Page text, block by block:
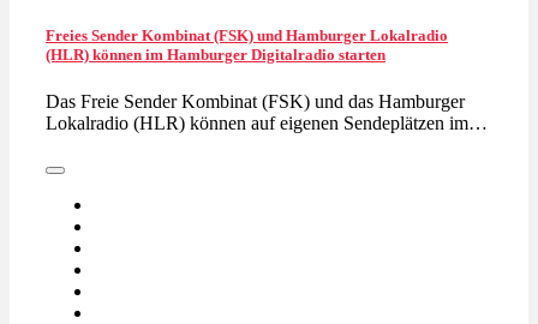
Freies Sender Kombinat (FSK) und Hamburger Lokalradio
(HLR) können im Hamburger Digitalradio starten
Das Freie Sender Kombinat (FSK) und das Hamburger
Lokalradio (HLR) können auf eigenen Sendeplätzen im…